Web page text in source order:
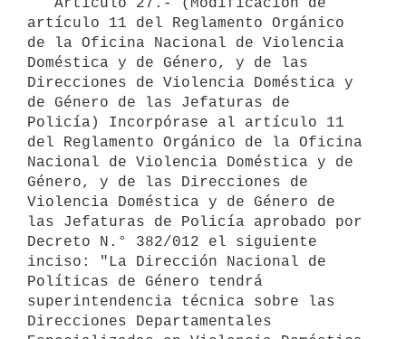
artículo 11 del Reglamento Orgánico
de la Oficina Nacional de Violencia
Doméstica y de Género, y de las
Direcciones de Violencia Doméstica y
de Género de las Jefaturas de
Policía) Incorpórase al artículo 11
del Reglamento Orgánico de la Oficina
Nacional de Violencia Doméstica y de
Género, y de las Direcciones de
Violencia Doméstica y de Género de
las Jefaturas de Policía aprobado por
Decreto N.° 382/012 el siguiente
inciso: "La Dirección Nacional de
Políticas de Género tendrá
superintendencia técnica sobre las
Direcciones Departamentales